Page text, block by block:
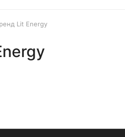
Lit Energy